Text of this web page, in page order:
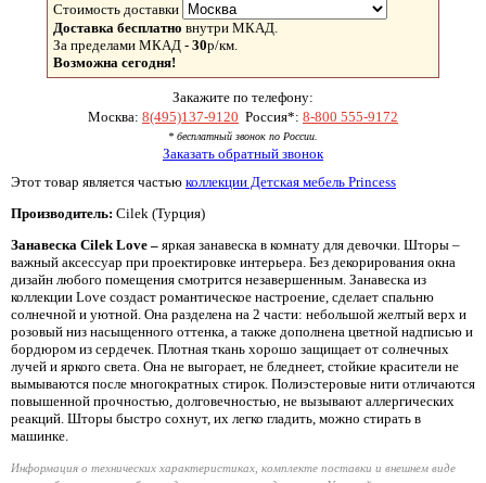
Стоимость доставки
Доставка бесплатно внутри МКАД.
За пределами МКАД - 30р/км.
Возможна сегодня!
Закажите по телефону:
Москва: 8(495)137-9120 Россия*: 8-800 555-9172
* бесплатный звонок по России.
Заказать обратный звонок
Этот товар является частью коллекции Детская мебель Princess
Производитель: Cilek (Турция)
Занавеска Cilek Love – яркая занавеска в комнату для девочки. Шторы –
важный аксессуар при проектировке интерьера. Без декорирования окна
дизайн любого помещения смотрится незавершенным. Занавеска из
коллекции Love создаст романтическое настроение, сделает спальню
солнечной и уютной. Она разделена на 2 части: небольшой желтый верх и
розовый низ насыщенного оттенка, а также дополнена цветной надписью и
бордюром из сердечек. Плотная ткань хорошо защищает от солнечных
лучей и яркого света. Она не выгорает, не бледнеет, стойкие красители не
вымываются после многократных стирок. Полиэстеровые нити отличаются
повышенной прочностью, долговечностью, не вызывают аллергических
реакций. Шторы быстро сохнут, их легко гладить, можно стирать в
машинке.
Информация о технических характеристиках, комплекте поставки и внешнем виде